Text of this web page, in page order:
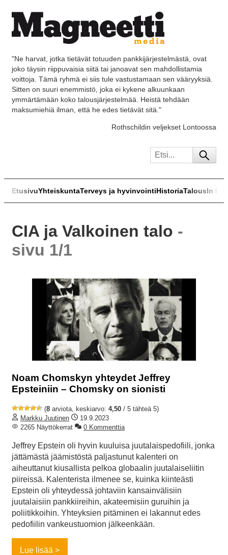
"Ne harvat, jotka tietävät totuuden pankkijärjestelmästä, ovat
joko täysin riippuvaisia siitä tai janoavat sen mahdollistamia
voittoja. Tämä ryhmä ei siis tule vastustamaan sen vääryyksiä.
Sitten on suuri enemmistö, joka ei kykene alkuunkaan
ymmärtämään koko talousjärjestelmää. Heistä tehdään
maksumiehiä ilman, että he edes tietävät sitä."
Rothschildin veljekset Lontoossa
EtusivuYhteiskuntaTerveys ja hyvinvointiHistoriaTalousIn
CIA ja Valkoinen talo -
sivu 1/1
Noam Chomskyn yhteydet Jeffrey
Epsteiniin – Chomsky on sionisti
(8 arviota, keskiarvo: 4,50 / 5 tähteä 5)
Markku Juutinen
19.9.2023
2265 Näyttökerrat
0 Kommenttia
Jeffrey Epstein oli hyvin kuuluisa juutalaispedofiili, jonka
jättämästä jäämistöstä paljastunut kalenteri on
aiheuttanut kiusallista pelkoa globaalin juutalaiseliitin
piireissä. Kalenterista ilmenee se, kuinka kiinteästi
Epstein oli yhteydessä johtaviin kansainvälisiin
juutalaisiin pankkiireihin, akateemisiin guruihin ja
poliitikkoihin. Yhteyksien pitäminen ei lakannut edes
pedofiilin vankeustuomion jälkeenkään.
Lue lisää